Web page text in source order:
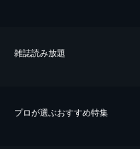
雑誌読み放題
プロが選ぶおすすめ特集